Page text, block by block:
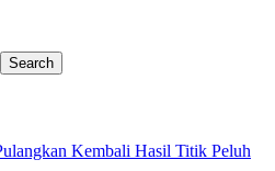
Kembali Hasil Titik Peluh